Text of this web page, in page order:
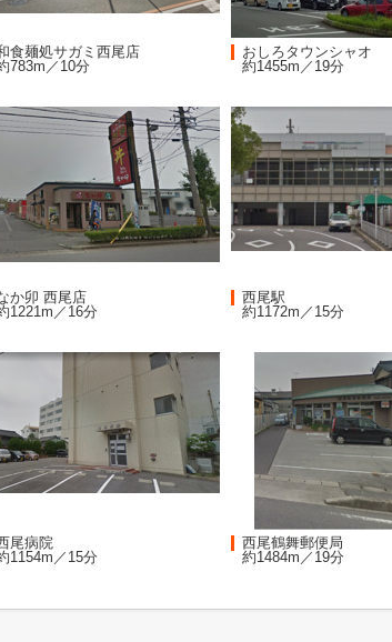
食麺処サガミ西尾店
783m／10分
おしろタウンシャオ
約1455m／19分
か卯 西尾店
1221m／16分
西尾駅
約1172m／15分
尾病院
1154m／15分
西尾鶴舞郵便局
約1484m／19分